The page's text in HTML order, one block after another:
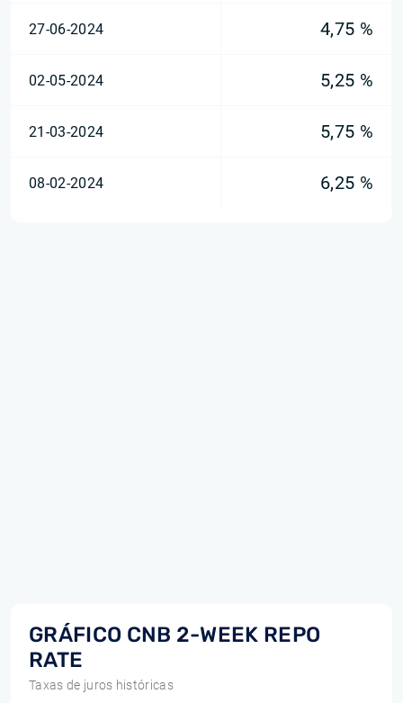
27-06-2024 4,75 %
02-05-2024 5,25 %
21-03-2024 5,75 %
08-02-2024 6,25 %
GRÁFICO CNB 2-WEEK REPO
RATE
Taxas de juros históricas